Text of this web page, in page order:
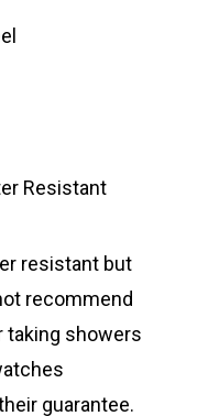
Resistant
resistant but
recommend
taking showers
guarantee.